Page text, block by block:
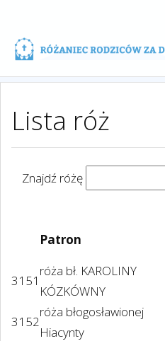
Lista róż
Znajdź różę
Patron
3151
róża bł. KAROLINY
KÓZKÓWNY
3152
róża błogosławionej
Hiacynty